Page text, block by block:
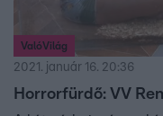
ValóVilág
2021. január 16. 20:36
Horrorfürdő: VV